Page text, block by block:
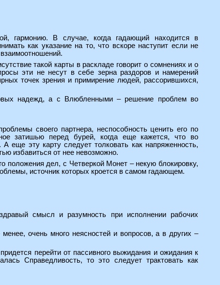
гармонию. В случае, когда гадающий находится в
как указание на то, что вскоре наступит если не
такой карты в раскладе говорит о сомнениях и о
эти не несут в себе зерна раздоров и намерений
точек зрения и примирение людей, рассорившихся,
надежд, а с Влюбленными – решение проблем во
своего партнера, неспособность ценить его по
затишью перед бурей, когда еще кажется, что во
еще эту карту следует толковать как напряженность,
избавиться от нее невозможно.
положения дел, с Четверкой Монет – некую блокировку,
источник которых кроется в самом гадающем.
смысл и разумность при исполнении рабочих
очень много неясностей и вопросов, а в других –
перейти от пассивного выжидания и ожидания к
Справедливость, то это следует трактовать как